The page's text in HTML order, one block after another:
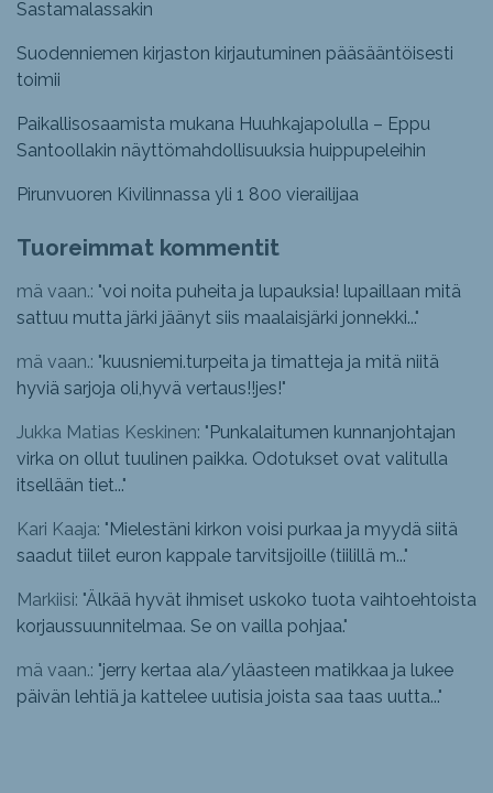
Sastamalassakin
Suodenniemen kirjaston kirjautuminen pääsääntöisesti
toimii
Paikallisosaamista mukana Huuhkajapolulla – Eppu
Santoollakin näyttömahdollisuuksia huippupeleihin
Pirunvuoren Kivilinnassa yli 1 800 vierailijaa
Tuoreimmat kommentit
mä vaan.: "voi noita puheita ja lupauksia! lupaillaan mitä
sattuu mutta järki jäänyt siis maalaisjärki jonnekki..."
mä vaan.: "kuusniemi.turpeita ja timatteja ja mitä niitä
hyviä sarjoja oli,hyvä vertaus!!jes!"
Jukka Matias Keskinen: "Punkalaitumen kunnanjohtajan
virka on ollut tuulinen paikka. Odotukset ovat valitulla
itsellään tiet..."
Kari Kaaja: "Mielestäni kirkon voisi purkaa ja myydä siitä
saadut tiilet euron kappale tarvitsijoille (tiilillä m..."
Markiisi: "Älkää hyvät ihmiset uskoko tuota vaihtoehtoista
korjaussuunnitelmaa. Se on vailla pohjaa."
mä vaan.: "jerry kertaa ala/yläasteen matikkaa ja lukee
päivän lehtiä ja kattelee uutisia joista saa taas uutta..."